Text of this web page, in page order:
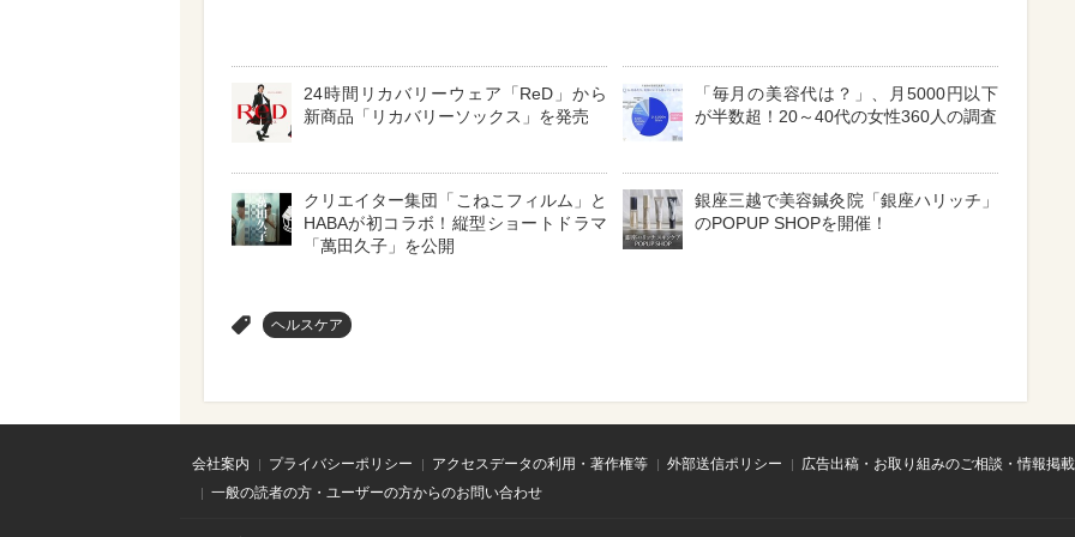
24時間リカバリーウェア「ReD」から
新商品「リカバリーソックス」を発売
「毎月の美容代は？」、月5000円以下
が半数超！20～40代の女性360人の調査
クリエイター集団「こねこフィルム」と
HABAが初コラボ！縦型ショートドラマ
「萬田久子」を公開
銀座三越で美容鍼灸院「銀座ハリッチ」
のPOPUP SHOPを開催！
ヘルスケア
会社案内 プライバシーポリシー アクセスデータの利用・著作権等 外部送信ポリシー
広告出稿・お取り組みのご相談・情報掲
一般の読者の方・ユーザーの方からのお問い合わせ